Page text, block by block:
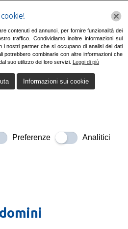
Condomini
contenuti ed annunci, per fornire funzionalità dei
traffico. Condividiamo inoltre informazioni sul
i nostri partner che si occupano di analisi dei dati
potrebbero combinarle con altre informazioni che
suo utilizzo dei loro servizi. Leggi di più
Informazioni sui cookie
Preferenze Analitici